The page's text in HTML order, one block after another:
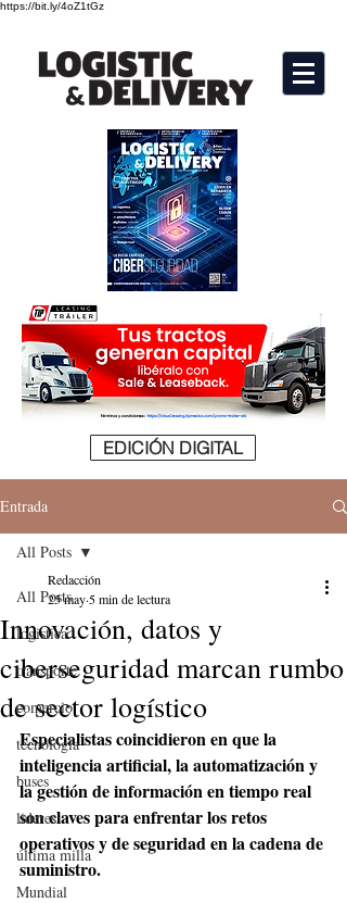
https://bit.ly/4oZ1tGz
EDICIÓN DIGITAL
Entrada
All Posts
logistica
transporte
comercio
tecnologia
buses
lideres
última milla
Mundial
All Posts
Innovación, datos y
ciberseguridad marcan rumbo
de sector logístico
Redacción
25 may 5 min de lectura
Especialistas coincidieron en que la
inteligencia artificial, la automatización y
la gestión de información en tiempo real
son claves para enfrentar los retos
operativos y de seguridad en la cadena de
suministro.